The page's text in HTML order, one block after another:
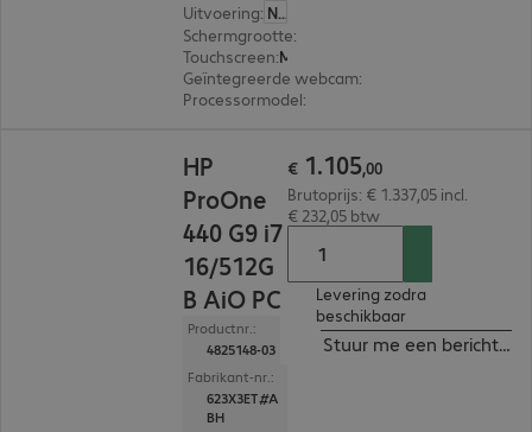
Uitvoering:
Nederland
Schermgrootte:
Touchscreen:
Geïntegreerde webcam:
Processormodel:
HP
ProOne
440 G9 i7
16/512G
B AiO PC
Productnr.:
4825148-03
Fabrikant-nr.:
623X3ET#A
BH
€ 1.105,00
Brutoprijs: € 1.337,05 incl.
€ 232,05 btw
Levering zodra
beschikbaar
Stuur me een bericht